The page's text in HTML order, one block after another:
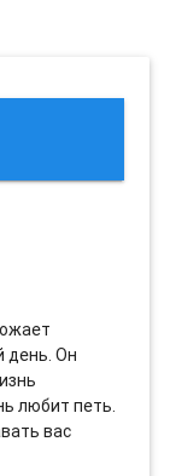
день. Он
любит петь.
вас